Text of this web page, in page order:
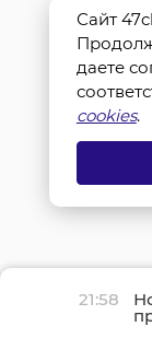
21:58
Сайт
даете
cookies.